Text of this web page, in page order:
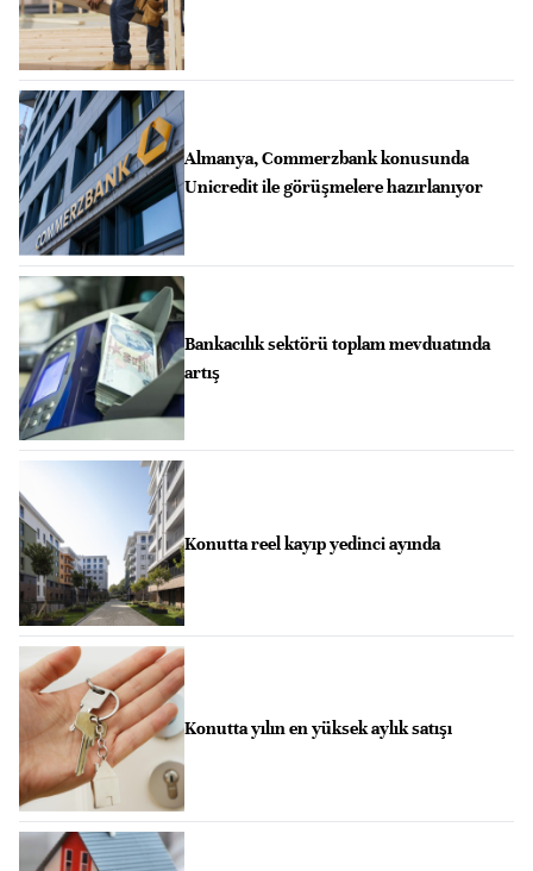
Almanya, Commerzbank konusunda
Unicredit ile görüşmelere hazırlanıyor
Bankacılık sektörü toplam mevduatında
artış
Konutta reel kayıp yedinci ayında
Konutta yılın en yüksek aylık satışı